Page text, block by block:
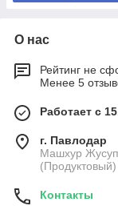
О нас
Рейтинг не
Менее 5
Работает с
г. Павлодар
Машхур
Контакты